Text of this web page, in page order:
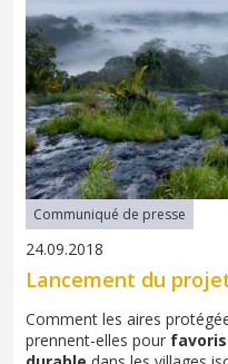
Communiqué de presse
24.09.2018
Lancement du projet
Comment les aires
prennent-elles pour